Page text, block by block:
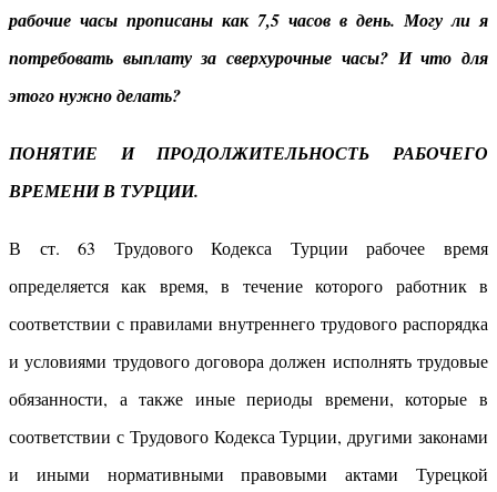
рабочие часы прописаны как 7,5 часов в день. Могу ли я
потребовать выплату за сверхурочные часы? И что для
этого нужно делать?
ПОНЯТИЕ И ПРОДОЛЖИТЕЛЬНОСТЬ РАБОЧЕГО
ВРЕМЕНИ В ТУРЦИИ.
В ст. 63 Трудового Кодекса Турции рабочее время
определяется как время, в течение которого работник в
соответствии с правилами внутреннего трудового распорядка
и условиями трудового договора должен исполнять трудовые
обязанности, а также иные периоды времени, которые в
соответствии с Трудового Кодекса Турции, другими законами
и иными нормативными правовыми актами Турецкой